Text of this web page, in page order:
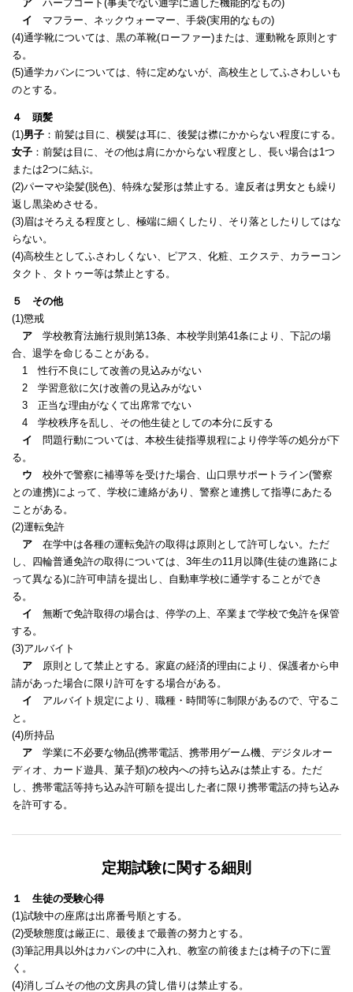
ア ハーフコート(事美でない通学に適した機能的なもの)
イ マフラー、ネックウォーマー、手袋(実用的なもの)
(4)通学靴については、黒の革靴(ローファー)または、運動靴を原則とす
る。
(5)通学カバンについては、特に定めないが、高校生としてふさわしいも
のとする。
４ 頭髪
(1)男子 ：前髪は目に、横髪は耳に、後髪は襟にかからない程度にする。
女子 ：前髪は目に、その他は肩にかからない程度とし、長い場合は1つ
または2つに結ぶ。
(2)パーマや染髪(脱色)、特殊な髪形は禁止する。違反者は男女とも繰り
返し黒染めさせる。
(3)眉はそろえる程度とし、極端に細くしたり、そり落としたりしてはな
らない。
(4)高校生としてふさわしくない、ピアス、化粧、エクステ、カラーコン
タクト、タトゥー等は禁止とする。
５ その他
(1)懲戒
ア 学校教育法施行規則第13条、本校学則第41条により、下記の場
合、退学を命じることがある。
1 性行不良にして改善の見込みがない
2 学習意欲に欠け改善の見込みがない
3 正当な理由がなくて出席常でない
4 学校秩序を乱し、その他生徒としての本分に反する
イ 問題行動については、本校生徒指導規程により停学等の処分が下
る。
ウ 校外で警察に補導等を受けた場合、山口県サポートライン(警察
との連携)によって、学校に連絡があり、警察と連携して指導にあたる
ことがある。
(2)運転免許
ア 在学中は各種の運転免許の取得は原則として許可しない。ただ
し、四輪普通免許の取得については、3年生の11月以降(生徒の進路によ
って異なる)に許可申請を提出し、自動車学校に通学することができ
る。
イ 無断で免許取得の場合は、停学の上、卒業まで学校で免許を保管
する。
(3)アルバイト
ア 原則として禁止とする。家庭の経済的理由により、保護者から申
請があった場合に限り許可をする場合がある。
イ アルバイト規定により、職種・時間等に制限があるので、守るこ
と。
(4)所持品
ア 学業に不必要な物品(携帯電話、携帯用ゲーム機、デジタルオー
ディオ、カード遊具、菓子類)の校内への持ち込みは禁止する。ただ
し、携帯電話等持ち込み許可願を提出した者に限り携帯電話の持ち込み
を許可する。
定期試験に関する細則
１ 生徒の受験心得
(1)試験中の座席は出席番号順とする。
(2)受験態度は厳正に、最後まで最善の努力とする。
(3)筆記用具以外はカバンの中に入れ、教室の前後または椅子の下に置
く。
(4)消しゴムその他の文房具の貸し借りは禁止する。